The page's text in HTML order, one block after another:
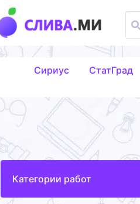
Сириус СтатГрад
Категории работ